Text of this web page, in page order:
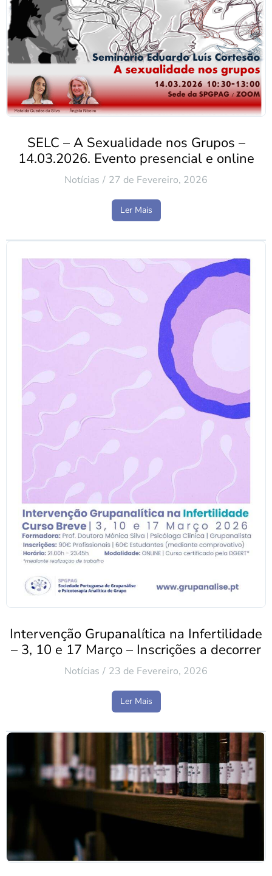
SELC – A Sexualidade nos Grupos –
14.03.2026. Evento presencial e online
Notícias 27 de Fevereiro, 2026
Ler Mais
Intervenção Grupanalítica na Infertilidade
– 3, 10 e 17 Março – Inscrições a decorrer
Notícias 23 de Fevereiro, 2026
Ler Mais